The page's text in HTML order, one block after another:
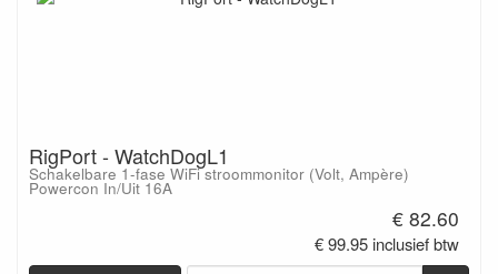
RigPort - WatchDogL1
Schakelbare 1-fase WiFi stroommonitor (Volt, Ampère)
Powercon In/Uit 16A
€ 82.60
€ 99.95 inclusief btw